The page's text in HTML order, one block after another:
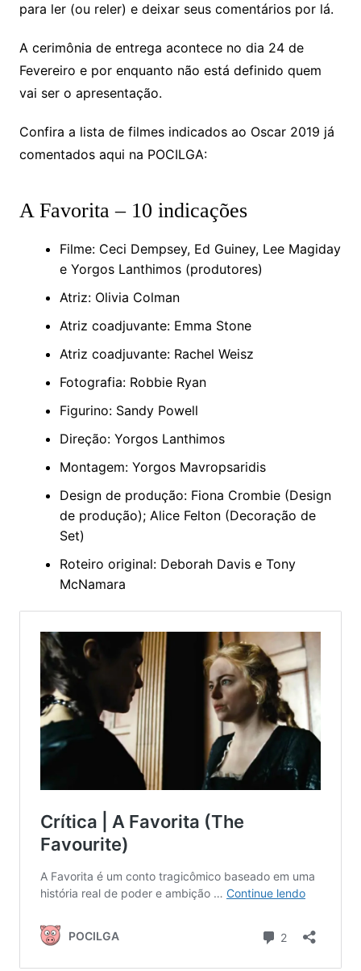
para ler (ou reler) e deixar seus comentários por lá.
A cerimônia de entrega acontece no dia 24 de
Fevereiro e por enquanto não está definido quem
vai ser o apresentação.
Confira a lista de filmes indicados ao Oscar 2019 já
comentados aqui na POCILGA:
A Favorita – 10 indicações
Filme: Ceci Dempsey, Ed Guiney, Lee Magiday
e Yorgos Lanthimos (produtores)
Atriz: Olivia Colman
Atriz coadjuvante: Emma Stone
Atriz coadjuvante: Rachel Weisz
Fotografia: Robbie Ryan
Figurino: Sandy Powell
Direção: Yorgos Lanthimos
Montagem: Yorgos Mavropsaridis
Design de produção: Fiona Crombie (Design
de produção); Alice Felton (Decoração de
Set)
Roteiro original: Deborah Davis e Tony
McNamara